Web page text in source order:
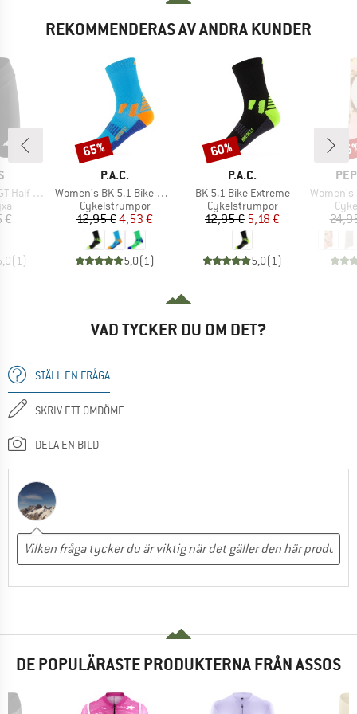
REKOMMENDERAS AV ANDRA KUNDER
S11
€
(1)
VARUMÄRKE
P.A.C.
Produkter
Women's BK 5.1 Bike Extreme
Produktgrupp
Cykelstrumpor
Pris
12,95 €Reducerat pris
4,53 €
5,0(1)
Rabatt
65%
VARUMÄRKE
P.A.C.
Produkter
BK 5.1 Bike Extreme
Produktgrupp
Cykelstrumpor
Pris
12,95 €Reducerat pris
5,18 €
5,0(1)
Rabatt
60%
Produkter
Women's
VAD TYCKER DU OM DET?
STÄLL EN FRÅGA
SKRIV ETT OMDÖME
DELA EN BILD
DE POPULÄRASTE PRODUKTERNA FRÅN ASSOS